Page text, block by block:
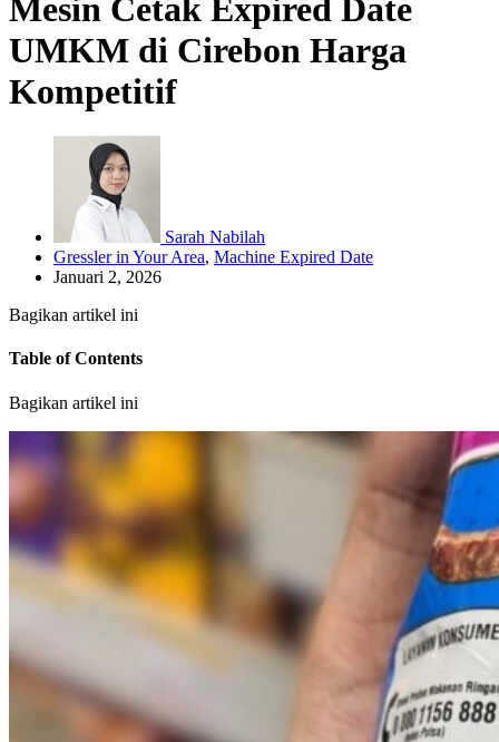
Mesin Cetak Expired Date
UMKM di Cirebon Harga
Kompetitif
Sarah Nabilah
Gressler in Your Area, Machine Expired Date
Januari 2, 2026
Bagikan artikel ini
Table of Contents
Bagikan artikel ini